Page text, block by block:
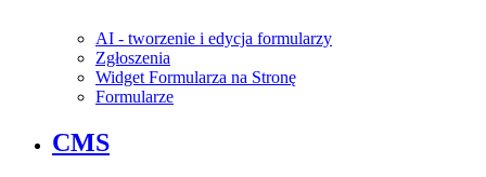
AI - tworzenie i edycja formularzy
Zgłoszenia
Widget Formularza na Stronę
Formularze
CMS